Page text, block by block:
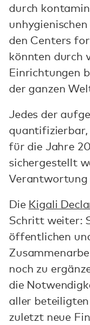
durch
den Centers
könnten durch
Einrichtungen
der ganzen
Jedes der
quantifizierbar,
für die Jahre
sichergestellt
Verantwortung
Die Kigali
Schritt weiter:
öffentlichen
noch zu
die
aller
zuletzt neue